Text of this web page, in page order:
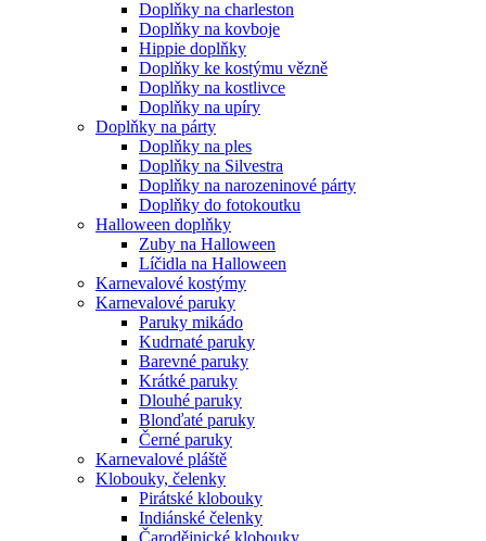
Doplňky na charleston
Doplňky na kovboje
Hippie doplňky
Doplňky ke kostýmu vězně
Doplňky na kostlivce
Doplňky na upíry
Doplňky na párty
Doplňky na ples
Doplňky na Silvestra
Doplňky na narozeninové párty
Doplňky do fotokoutku
Halloween doplňky
Zuby na Halloween
Líčidla na Halloween
Karnevalové kostýmy
Karnevalové paruky
Paruky mikádo
Kudrnaté paruky
Barevné paruky
Krátké paruky
Dlouhé paruky
Blonďaté paruky
Černé paruky
Karnevalové pláště
Klobouky, čelenky
Pirátské klobouky
Indiánské čelenky
Čarodějnické klobouky